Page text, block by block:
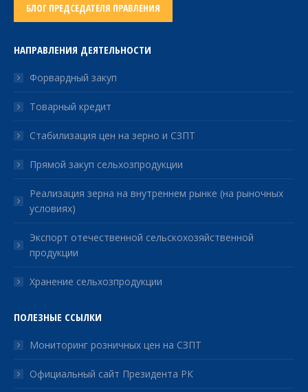
БЛОГ ПРЕДСЕДАТЕЛЯ ПРАВЛЕНИЯ
НАПРАВЛЕНИЯ ДЕЯТЕЛЬНОСТИ
Форвардный закуп
Товарный кредит
Стабилизация цен на зерно и СЗПТ
Прямой закуп сельхозпродукции
Реализация зерна на внутреннем рынке (на рыночных
условиях)
Экспорт отечественной сельскохозяйственной
продукции
Хранение сельхозпродукции
ПОЛЕЗНЫЕ ССЫЛКИ
Мониторинг розничных цен на СЗПТ
Официальный сайт Президента РК